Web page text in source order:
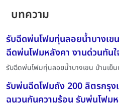
บทความ
รับฉีดพ่นโฟมทุ่นลอยน้ำบางเข
ฉีดพ่นโฟมหลังคา งานด่วนทัน
รับฉีดพ่นโฟมทุ่นลอยน้ำบางเขน บ้านเย็
รับพ่นฉีดโฟมถัง 200 ลิตรกรุ
ฉนวนกันความร้อน รับพ่นโฟม